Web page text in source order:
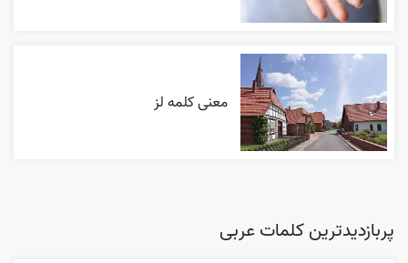
معنی کلمه لز
پربازدیدترین کلمات عربی